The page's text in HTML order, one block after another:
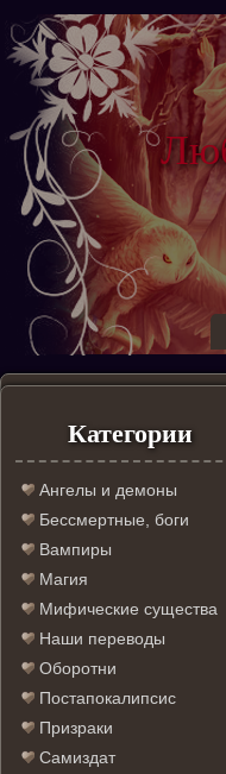
Категории
Ангелы и демоны
Бессмертные, боги
Вампиры
Магия
Мифические существа
Наши переводы
Оборотни
Постапокалипсис
Призраки
Самиздат